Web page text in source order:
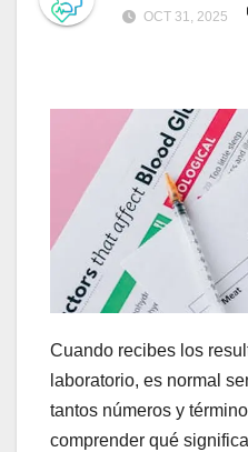
OCT 31, 2025
Cuando recibes los
laboratorio, es normal
tantos números y
comprender qué